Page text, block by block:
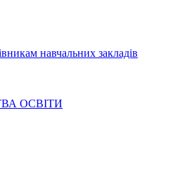
навчальних закладів
ОСВІТИ